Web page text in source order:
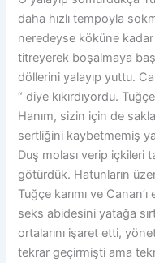
daha hızlı tempoyla
neredeyse köküne kadar
titreyerek boşalmaya
döllerini yalayıp yuttu.
“ diye kıkırdıyordu.
Hanım, sizin için de
sertliğini kaybetmemiş
Duş molası verip içkileri
götürdük. Hatunların
Tuğçe karımı ve
seks abidesini yatağa
ortalarını işaret etti,
tekrar geçirmişti ama